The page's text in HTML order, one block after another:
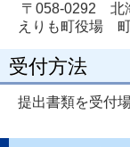
〒058-0292 北
えりも町役場
受付方法
提出書類を受付